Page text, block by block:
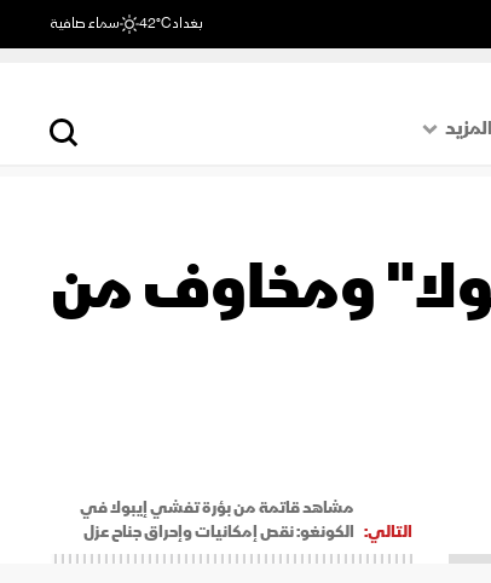
بغداد42°C سماء صافية
المزيد
اقتصاد
ومخاوف من
التالي:
مشاهد قاتمة من بؤرة تفشي إيبولا في
الكونغو: نقص إمكانيات وإحراق جناح عزل